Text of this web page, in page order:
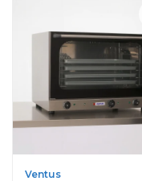
Ventus